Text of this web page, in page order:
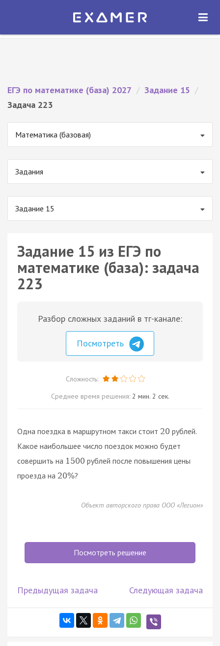
Экзамер — ЕГЭ 2027
ОТКРЫТЬ
ЕГЭ по математике (база) 2027 / Задание 15 /
Задача 223
Математика (базовая)
Задания
Задание 15
Задание 15 из ЕГЭ по
математике (база): задача
223
Разбор сложных заданий в тг-канале:
Посмотреть
Сложность:
Среднее время решения: 2 мин. 2 сек.
Одна поездка в маршрутном такси стоит 20 рублей.
Какое наибольшее число поездок можно будет
совершить на 1500 рублей после повышения цены
проезда на 20%?
Объект авторского права ООО «Легион»
Посмотреть решение
Предыдущая задача Следующая задача